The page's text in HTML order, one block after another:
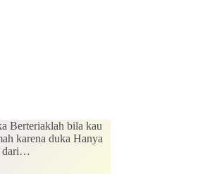
Berteriaklah bila kau
karena duka Hanya
dari…